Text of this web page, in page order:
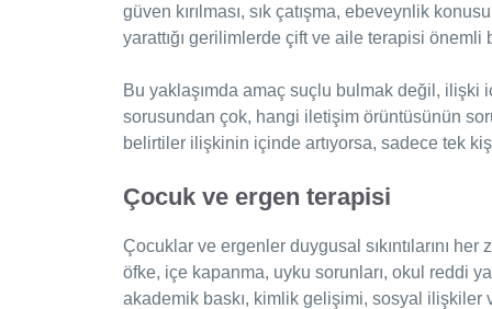
güven kırılması, sık çatışma, ebeveynlik
yarattığı gerilimlerde çift ve aile terapisi önemli
Bu yaklaşımda amaç suçlu bulmak değil, ilişki
sorusundan çok, hangi iletişim örüntüsünün
belirtiler ilişkinin içinde artıyorsa, sadece tek
Çocuk ve ergen terapisi
Çocuklar ve ergenler duygusal sıkıntılarını
öfke, içe kapanma, uyku sorunları, okul reddi
akademik baskı, kimlik gelişimi, sosyal ilişkiler